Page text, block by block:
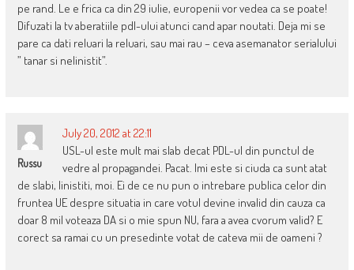
pe rand. Le e frica ca din 29 iulie, europenii vor vedea ca se poate!
Difuzati la tv aberatiile pdl-ului atunci cand apar noutati. Deja mi se
pare ca dati reluari la reluari, sau mai rau – ceva asemanator serialului
” tanar si nelinistit”.
Russu
July 20, 2012 at 22:11
USL-ul este mult mai slab decat PDL-ul din punctul de
vedre al propagandei. Pacat. Imi este si ciuda ca sunt atat
de slabi, linistiti, moi. Ei de ce nu pun o intrebare publica celor din
fruntea UE despre situatia in care votul devine invalid din cauza ca
doar 8 mil voteaza DA si o mie spun NU, fara a avea cvorum valid? E
corect sa ramai cu un presedinte votat de cateva mii de oameni ?